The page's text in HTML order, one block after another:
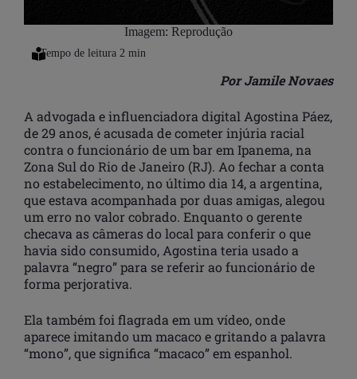
Imagem: Reprodução
Por Jamile Novaes
A advogada e influenciadora digital Agostina Páez,
de 29 anos, é acusada de cometer injúria racial
contra o funcionário de um bar em Ipanema, na
Zona Sul do Rio de Janeiro (RJ). Ao fechar a conta
no estabelecimento, no último dia 14, a argentina,
que estava acompanhada por duas amigas, alegou
um erro no valor cobrado. Enquanto o gerente
checava as câmeras do local para conferir o que
havia sido consumido, Agostina teria usado a
palavra “negro” para se referir ao funcionário de
forma perjorativa.
Ela também foi flagrada em um vídeo, onde
aparece imitando um macaco e gritando a palavra
“mono”, que significa “macaco” em espanhol.